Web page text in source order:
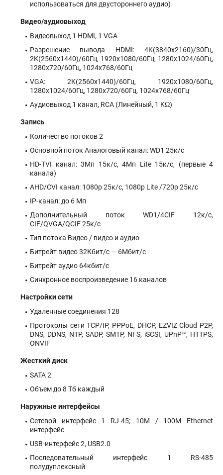
использоваться для двустороннего аудио)
Видео/аудиовыход
Видеовыход 1 HDMI, 1 VGA
Разрешение вывода HDMI: 4K(3840x2160)/30Гц,
2K(2560x1440)/60Гц, 1920x1080/60Гц, 1280x1024/60Гц,
1280x720/60Гц, 1024x768/60Гц
VGA: 2K(2560x1440)/60Гц, 1920x1080/60Гц,
1280x1024/60Гц, 1280x720/60Гц, 1024x768/60Гц
Аудиовыход 1 канал, RCA (Линейный, 1 KΩ)
Запись
Количество потоков 2
Основной поток Аналоговый канал: WD1 25к/с
HD-TVI канал: 3Мп 15к/с, 4Мп Lite 15к/с, (первые 4
канала)
AHD/CVI канал: 1080p 25к/с, 1080p Lite /720p 25к/с
IP-канал: до 6 Мп
Дополнительный поток WD1/4CIF 12к/с,
CIF/QVGA/QCIF 25к/с
Тип потока Видео / видео и аудио
Битрейт видео 32Кбит/с — 6Мбит/с
Битрейт аудио 64кбит/с
Синхронное воспроизведение 16 каналов
Настройки сети
Удаленные соединения 128
Протоколы сети TCP/IP, PPPoE, DHCP, EZVIZ Cloud P2P,
DNS, DDNS, NTP, SADP, SMTP, NFS, iSCSI, UPnP™, HTTPS,
ONVIF
Жесткий диск
SATA 2
Объем до 8 Тб каждый
Наружные интерфейсы
Сетевой интерфейс 1 RJ-45; 10M / 100M Ethernet
интерфейс
USB-интерфейс 2, USB2.0
Последовательный интерфейс 1 RS-485
полудуплексный